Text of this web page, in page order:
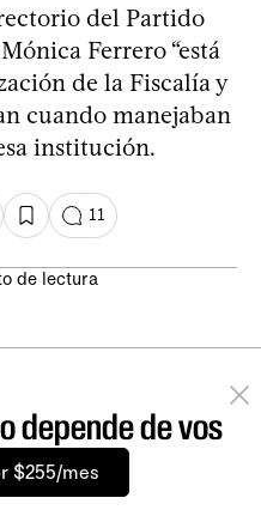
del Partido
Ferrero “está
de la Fiscalía y
cuando manejaban
institución.
11
de lectura
depende de vos
$255/mes